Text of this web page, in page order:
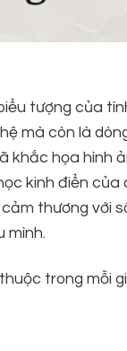
tượng của
mà còn là
khắc họa hình
kinh điển của
thương với
mình.
trong mỗi